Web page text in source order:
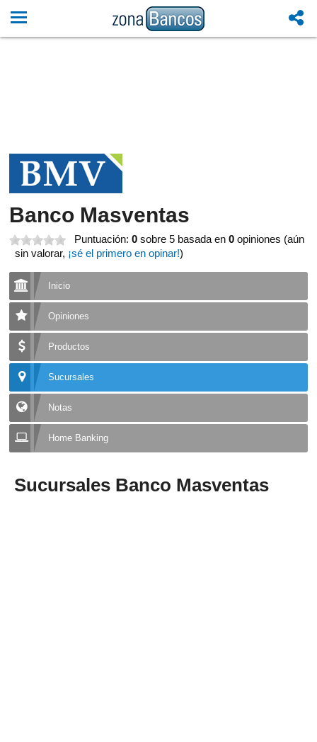
Banco Masventas
Puntuación:0 sobre 5 basada en0 opiniones (aún
sin valorar, ¡sé el primero en opinar!)
Inicio
Opiniones
Productos
Sucursales
Notas
Home Banking
Sucursales Banco Masventas